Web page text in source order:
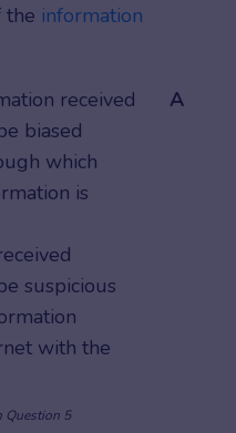
the information
received
biased
which
is
suspicious
with the
A
Question 5